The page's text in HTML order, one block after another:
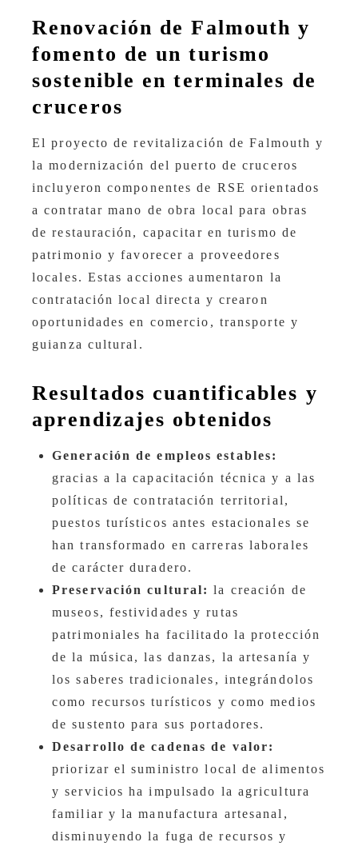
Renovación de Falmouth y
fomento de un turismo
sostenible en terminales de
cruceros
El proyecto de revitalización de Falmouth y
la modernización del puerto de cruceros
incluyeron componentes de RSE orientados
a contratar mano de obra local para obras
de restauración, capacitar en turismo de
patrimonio y favorecer a proveedores
locales. Estas acciones aumentaron la
contratación local directa y crearon
oportunidades en comercio, transporte y
guianza cultural.
Resultados cuantificables y
aprendizajes obtenidos
Generación de empleos estables:
gracias a la capacitación técnica y a las
políticas de contratación territorial,
puestos turísticos antes estacionales se
han transformado en carreras laborales
de carácter duradero.
Preservación cultural: la creación de
museos, festividades y rutas
patrimoniales ha facilitado la protección
de la música, las danzas, la artesanía y
los saberes tradicionales, integrándolos
como recursos turísticos y como medios
de sustento para sus portadores.
Desarrollo de cadenas de valor:
priorizar el suministro local de alimentos
y servicios ha impulsado la agricultura
familiar y la manufactura artesanal,
disminuyendo la fuga de recursos y